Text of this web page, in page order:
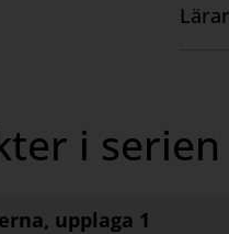
Visa
i serien
upplaga 1